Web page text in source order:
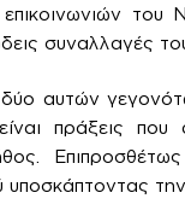
συναλλαγές
αυτών
πράξεις που
Επιπροσθέτως
την